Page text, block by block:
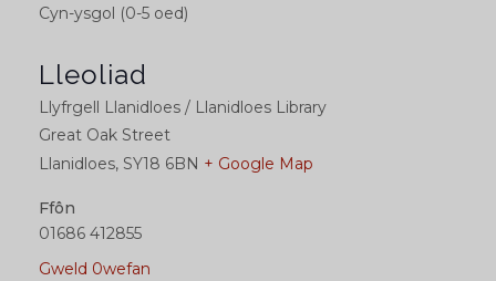
Cyn-ysgol (0-5 oed)
Lleoliad
Llyfrgell Llanidloes / Llanidloes Library
Great Oak Street
Llanidloes, SY18 6BN + Google Map
Ffôn
01686 412855
Gweld 0wefan